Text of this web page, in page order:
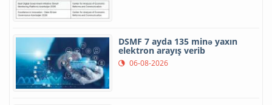
DSMF 7 ayda 135 minə yaxın
elektron arayış verib
06-08-2026